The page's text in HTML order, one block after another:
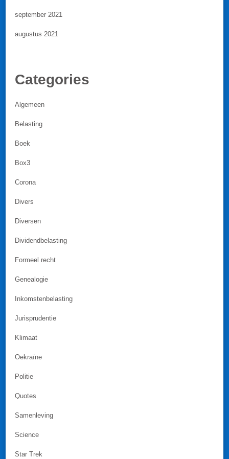
september 2021
augustus 2021
Categories
Algemeen
Belasting
Boek
Box3
Corona
Divers
Diversen
Dividendbelasting
Formeel recht
Genealogie
Inkomstenbelasting
Jurisprudentie
Klimaat
Oekraïne
Politie
Quotes
Samenleving
Science
Star Trek